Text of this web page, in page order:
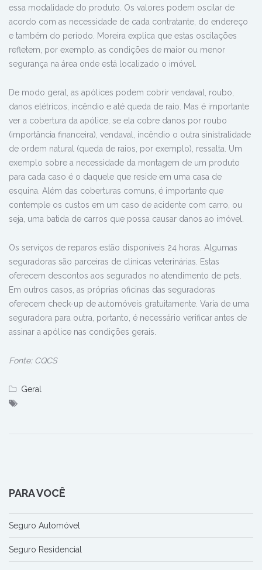
essa modalidade do produto. Os valores podem oscilar de
acordo com as necessidade de cada contratante, do endereço
e também do período. Moreira explica que estas oscilações
refletem, por exemplo, as condições de maior ou menor
segurança na área onde está localizado o imóvel.
De modo geral, as apólices podem cobrir vendaval, roubo,
danos elétricos, incêndio e até queda de raio. Mas é importante
ver a cobertura da apólice, se ela cobre danos por roubo
(importância financeira), vendaval, incêndio o outra sinistralidade
de ordem natural (queda de raios, por exemplo), ressalta. Um
exemplo sobre a necessidade da montagem de um produto
para cada caso é o daquele que reside em uma casa de
esquina. Além das coberturas comuns, é importante que
contemple os custos em um caso de acidente com carro, ou
seja, uma batida de carros que possa causar danos ao imóvel.
Os serviços de reparos estão disponíveis 24 horas. Algumas
seguradoras são parceiras de clinicas veterinárias. Estas
oferecem descontos aos segurados no atendimento de pets.
Em outros casos, as próprias oficinas das seguradoras
oferecem check-up de automóveis gratuitamente. Varia de uma
seguradora para outra, portanto, é necessário verificar antes de
assinar a apólice nas condições gerais.
Fonte: CQCS
Geral
PARA VOCÊ
Seguro Automóvel
Seguro Residencial